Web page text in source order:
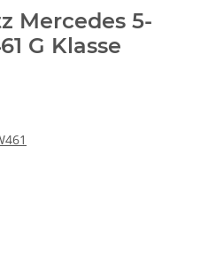
Mercedes 5-
G Klasse